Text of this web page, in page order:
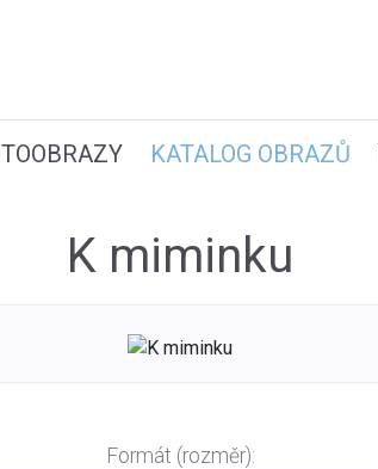
KATALOG OBRAZŮ
K miminku
Formát (rozměr):